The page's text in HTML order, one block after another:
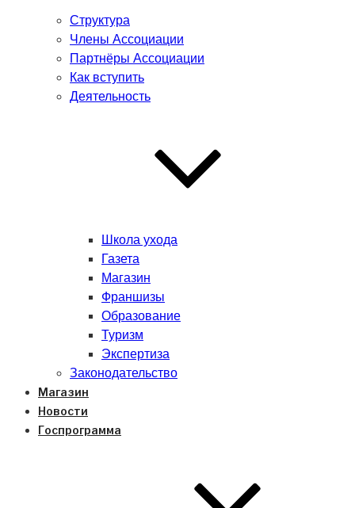
Структура
Члены Ассоциации
Партнёры Ассоциации
Как вступить
Деятельность
Школа ухода
Газета
Магазин
Франшизы
Образование
Туризм
Экспертиза
Законодательство
Магазин
Новости
Госпрограмма